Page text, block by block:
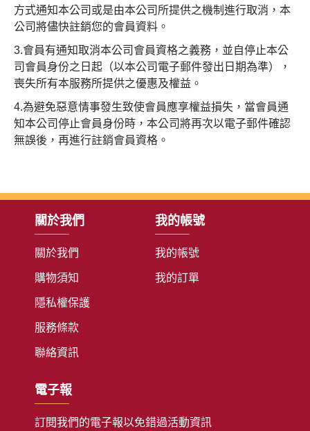
方式通知本公司或是由本公司所提供之機制進行取消，本
公司將儘快註銷您的會員資料。
3.會員有通知取消本公司會員資格之義務，並自停止本公
司會員身份之日起（以本公司電子郵件發出日期為準），
喪失所有本服務所提供之優惠及權益。
4.為避免惡意情事發生致使會員應享權益損失，當會員通
知本公司停止會員身份時，本公司將再次以電子郵件確認
無誤後，再進行註銷會員資格。
關於我們
關於我們
購物須知
隱私權保護
服務條款
聯絡資訊
我的帳號
我的帳號
我的訂單
電子報
訂閱我們的電子報以免錯過活動資訊